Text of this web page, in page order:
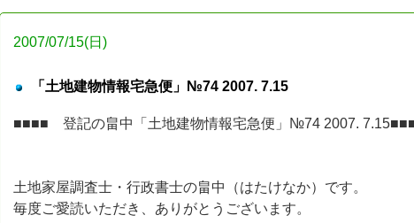
2007/07/15(日)
「土地建物情報宅急便」№74 2007. 7.15
■■■■ 登記の畠中「土地建物情報宅急便」№74 2007.
土地家屋調査士・行政書士の畠中（はたけなか）です。
毎度ご愛読いただき、ありがとうございます。